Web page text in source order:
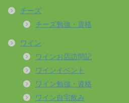
チーズ
チーズ勉強・資格
ワイン
ワインお店訪問記
ワインイベント
ワイン勉強・資格
ワイン自宅飲み